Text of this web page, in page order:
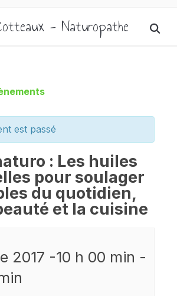
- Naturopathe
est passé
: Les huiles
pour soulager
du quotidien,
et la cuisine
2017 -10 h 00 min -